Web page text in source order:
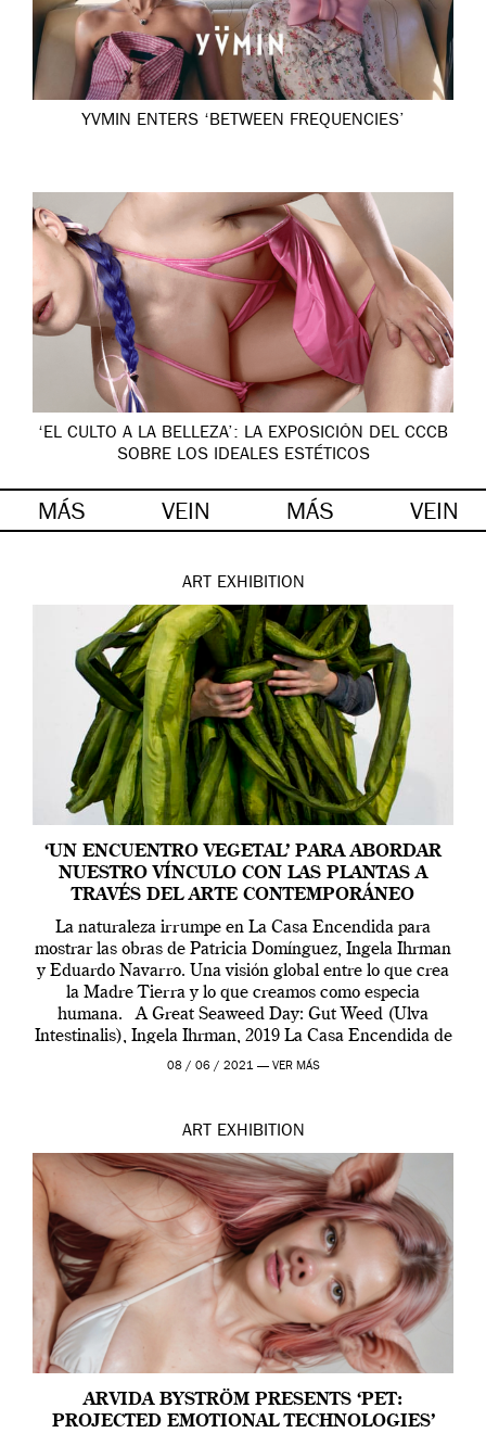
YVMIN ENTERS ‘BETWEEN FREQUENCIES’
‘EL CULTO A LA BELLEZA’: LA EXPOSICIÓN DEL CCCB
SOBRE LOS IDEALES ESTÉTICOS
MÁS VEIN MÁS VEIN
ART EXHIBITION
‘UN ENCUENTRO VEGETAL’ PARA ABORDAR
NUESTRO VÍNCULO CON LAS PLANTAS A
TRAVÉS DEL ARTE CONTEMPORÁNEO
La naturaleza irrumpe en La Casa Encendida para
mostrar las obras de Patricia Domínguez, Ingela Ihrman
y Eduardo Navarro. Una visión global entre lo que crea
la Madre Tierra y lo que creamos como especia
humana. A Great Seaweed Day: Gut Weed (Ulva
Intestinalis), Ingela Ihrman, 2019 La Casa Encendida de
Madrid y la Wellcome […]
08 / 06 / 2021 — VER MÁS
ART EXHIBITION
ARVIDA BYSTRÖM PRESENTS ‘PET:
PROJECTED EMOTIONAL TECHNOLOGIES’